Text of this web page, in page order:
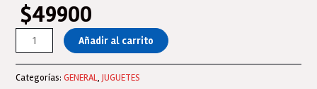
$49900
Nenuco
Bebote
Añadir al carrito
Categorías:GENERAL,JUGUETES